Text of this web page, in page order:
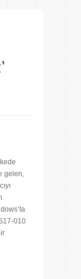
gelen,
010